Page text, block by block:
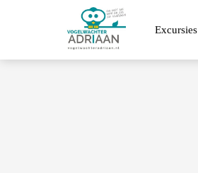
Excursies